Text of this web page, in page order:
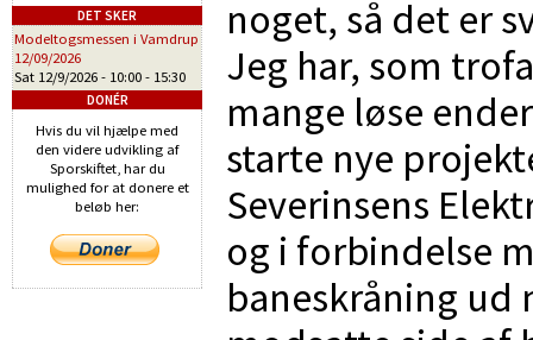
noget, så det er
Jeg har, som
mange løse
starte nye
Severinsens
og i forbindelse
baneskråning ud
DET SKER
Modeltogsmessen i Vamdrup
12/09/2026
Sat 12/9/2026 - 10:00 - 15:30
DONÉR
Hvis du vil hjælpe med
den videre udvikling af
Sporskiftet, har du
mulighed for at donere et
beløb her: